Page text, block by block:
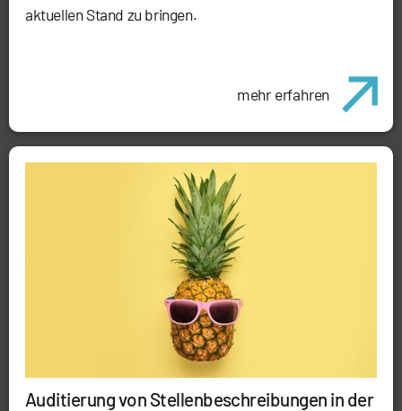
aktuellen Stand zu bringen.
mehr erfahren
Auditierung von Stellenbeschreibungen in der